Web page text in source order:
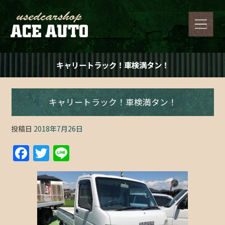
キャリートラック！車検満タン！
キャリートラック！車検満タン！
投稿日 2018年7月26日
F
a
c
e
b
T
w
itt
er
n
e